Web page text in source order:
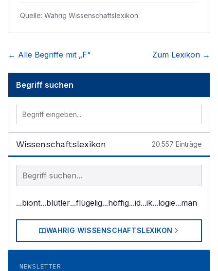
Quelle: Wahrig Wissenschaftslexikon
← Alle Begriffe mit „F“ Zum Lexikon →
Begriff suchen
Wissenschaftslexikon 20.557 Einträge
Begriff im Lexikon suchen
...biont...blütler...flügelig...höffig...id...ik...logie...man
WAHRIG WISSENSCHAFTSLEXIKON
NEWSLETTER